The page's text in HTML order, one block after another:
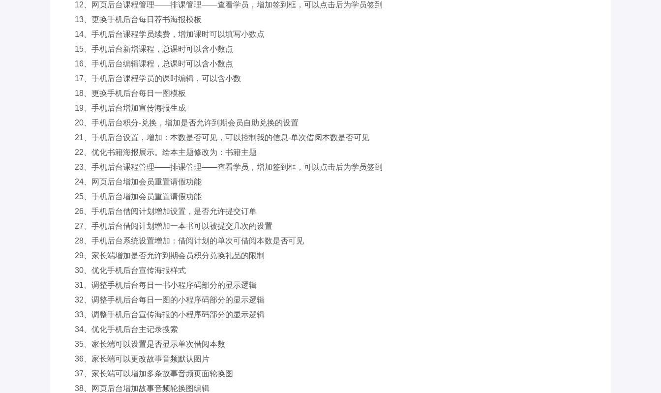
12、网页后台课程管理——排课管理——查看学员，增加签到框，可以点击后为学员签到
13、更换手机后台每日荐书海报模板
14、手机后台课程学员续费，增加课时可以填写小数点
15、手机后台新增课程，总课时可以含小数点
16、手机后台编辑课程，总课时可以含小数点
17、手机后台课程学员的课时编辑，可以含小数
18、更换手机后台每日一图模板
19、手机后台增加宣传海报生成
20、手机后台积分-兑换，增加是否允许到期会员自助兑换的设置
21、手机后台设置，增加：本数是否可见，可以控制我的信息-单次借阅本数是否可见
22、优化书籍海报展示。绘本主题修改为：书籍主题
23、手机后台课程管理——排课管理——查看学员，增加签到框，可以点击后为学员签到
24、网页后台增加会员重置请假功能
25、手机后台增加会员重置请假功能
26、手机后台借阅计划增加设置，是否允许提交订单
27、手机后台借阅计划增加一本书可以被提交几次的设置
28、手机后台系统设置增加：借阅计划的单次可借阅本数是否可见
29、家长端增加是否允许到期会员积分兑换礼品的限制
30、优化手机后台宣传海报样式
31、调整手机后台每日一书小程序码部分的显示逻辑
32、调整手机后台每日一图的小程序码部分的显示逻辑
33、调整手机后台宣传海报的小程序码部分的显示逻辑
34、优化手机后台主记录搜索
35、家长端可以设置是否显示单次借阅本数
36、家长端可以更改故事音频默认图片
37、家长端可以增加多条故事音频页面轮换图
38、网页后台增加故事音频轮换图编辑